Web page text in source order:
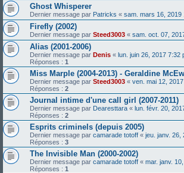
Ghost Whisperer
Dernier message par Patricks « sam. mars 16, 2019
Firefly (2002)
Dernier message par Steed3003 « sam. oct. 07,
Alias (2001-2006)
Dernier message par Denis « lun. juin 26, 2017 7:32
Réponses : 1
Miss Marple (2004-2013) - Geraldine
Dernier message par Steed3003 « ven. mai 12,
Réponses : 2
Journal intime d'une call girl (2007-2011)
Dernier message par Dearesttara « lun. févr. 20,
Réponses : 2
Esprits criminels (depuis 2005)
Dernier message par camarade totoff « jeu. janv. 26,
Réponses : 3
The Invisible Man (2000-2002)
Dernier message par camarade totoff « mar. janv.
Réponses : 1